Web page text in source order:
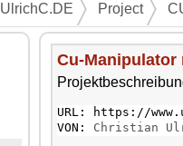
UlrichC.DE Project
Cu-Manipulator
URL: https://
VON: Christian